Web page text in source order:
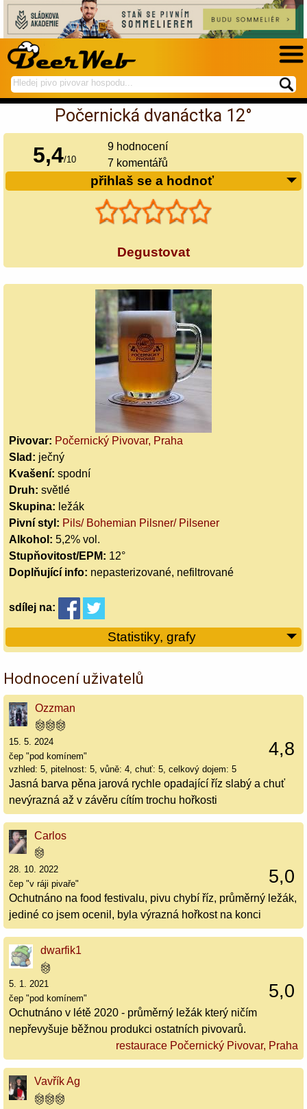
hledej
na
spustí
hledání
Počernická dvanáctka 12°
5,4/10
9 hodnocení
7 komentářů
přihlaš se a hodnoť
Degustovat
Pivovar: Počernický Pivovar, Praha
Slad: ječný
Kvašení: spodní
Druh: světlé
Skupina: ležák
Pivní styl: Pils/ Bohemian Pilsner/ Pilsener
Alkohol: 5,2% vol.
Stupňovitost/EPM: 12°
Doplňující info: nepasterizované, nefiltrované
sdílej na:
Statistiky, grafy
Hodnocení uživatelů
Ozzman
4,8
15. 5. 2024
čep "pod komínem"
vzhled: 5, pitelnost: 5, vůně: 4, chuť: 5, celkový dojem: 5
Jasná barva pěna jarová rychle opadající říz slabý a chuť
nevýrazná až v závěru cítím trochu hořkosti
Carlos
5,0
28. 10. 2022
čep "v ráji pivaře"
Ochutnáno na food festivalu, pivu chybí říz, průměrný ležák,
jediné co jsem ocenil, byla výrazná hořkost na konci
dwarfik1
5,0
5. 1. 2021
čep "pod komínem"
Ochutnáno v létě 2020 - průměrný ležák který ničím
nepřevyšuje běžnou produkci ostatních pivovarů.
restaurace Počernický Pivovar, Praha
Vavřík Ag